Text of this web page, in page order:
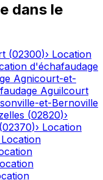
dans le
(02300)› Location
d'échafaudage
Agnicourt-et-
Aguilcourt
et-Bernoville
(02820)›
(02370)› Location
Location